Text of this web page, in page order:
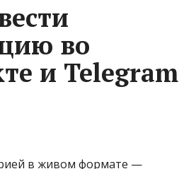
во
и Telegram
в живом формате —